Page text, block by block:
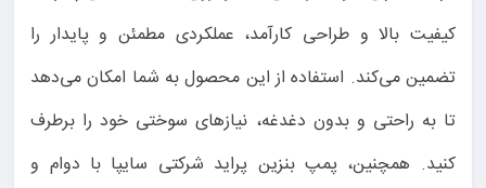
کیفیت بالا و طراحی کارآمد، عملکردی مطمئن و پایدار را
تضمین می‌کند. استفاده از این محصول به شما امکان می‌دهد
تا به راحتی و بدون دغدغه، نیازهای سوختی خود را برطرف
کنید. همچنین، پمپ بنزین پراید شرکتی سایپا با دوام و